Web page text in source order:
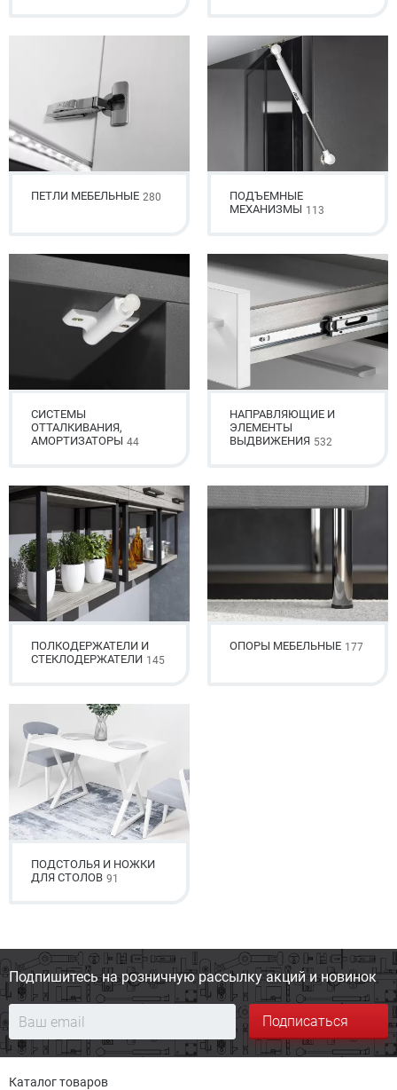
ПЕТЛИ МЕБЕЛЬНЫЕ 280
ПОДЪЕМНЫЕ
МЕХАНИЗМЫ 113
СИСТЕМЫ
ОТТАЛКИВАНИЯ,
АМОРТИЗАТОРЫ 44
НАПРАВЛЯЮЩИЕ И
ЭЛЕМЕНТЫ
ВЫДВИЖЕНИЯ 532
ПОЛКОДЕРЖАТЕЛИ И
СТЕКЛОДЕРЖАТЕЛИ 145
ОПОРЫ МЕБЕЛЬНЫЕ 177
ПОДСТОЛЬЯ И НОЖКИ
ДЛЯ СТОЛОВ 91
Подпишитесь на розничную рассылку акций и новинок
Подписаться
Каталог товаров